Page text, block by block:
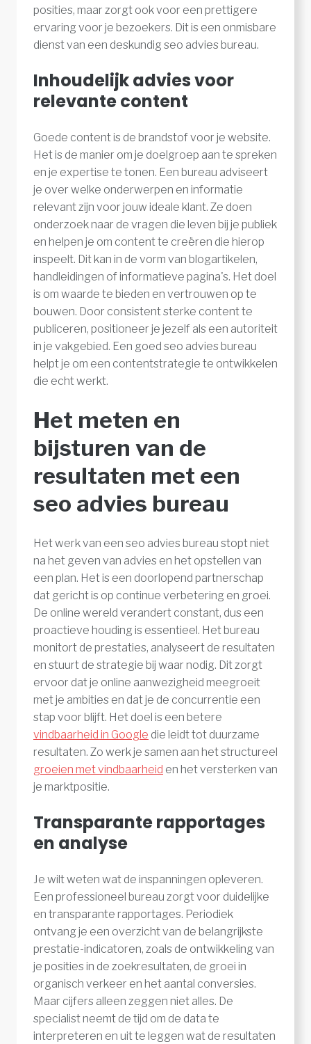
posities, maar zorgt ook voor een prettigere
ervaring voor je bezoekers. Dit is een onmisbare
dienst van een deskundig seo advies bureau.
Inhoudelijk advies voor
relevante content
Goede content is de brandstof voor je website.
Het is de manier om je doelgroep aan te spreken
en je expertise te tonen. Een bureau adviseert
je over welke onderwerpen en informatie
relevant zijn voor jouw ideale klant. Ze doen
onderzoek naar de vragen die leven bij je publiek
en helpen je om content te creëren die hierop
inspeelt. Dit kan in de vorm van blogartikelen,
handleidingen of informatieve pagina's. Het doel
is om waarde te bieden en vertrouwen op te
bouwen. Door consistent sterke content te
publiceren, positioneer je jezelf als een autoriteit
in je vakgebied. Een goed seo advies bureau
helpt je om een contentstrategie te ontwikkelen
die echt werkt.
Het meten en
bijsturen van de
resultaten met een
seo advies bureau
Het werk van een seo advies bureau stopt niet
na het geven van advies en het opstellen van
een plan. Het is een doorlopend partnerschap
dat gericht is op continue verbetering en groei.
De online wereld verandert constant, dus een
proactieve houding is essentieel. Het bureau
monitort de prestaties, analyseert de resultaten
en stuurt de strategie bij waar nodig. Dit zorgt
ervoor dat je online aanwezigheid meegroeit
met je ambities en dat je de concurrentie een
stap voor blijft. Het doel is een betere
vindbaarheid in Google die leidt tot duurzame
resultaten. Zo werk je samen aan het structureel
groeien met vindbaarheid en het versterken van
je marktpositie.
Transparante rapportages
en analyse
Je wilt weten wat de inspanningen opleveren.
Een professioneel bureau zorgt voor duidelijke
en transparante rapportages. Periodiek
ontvang je een overzicht van de belangrijkste
prestatie-indicatoren, zoals de ontwikkeling van
je posities in de zoekresultaten, de groei in
organisch verkeer en het aantal conversies.
Maar cijfers alleen zeggen niet alles. De
specialist neemt de tijd om de data te
interpreteren en uit te leggen wat de resultaten